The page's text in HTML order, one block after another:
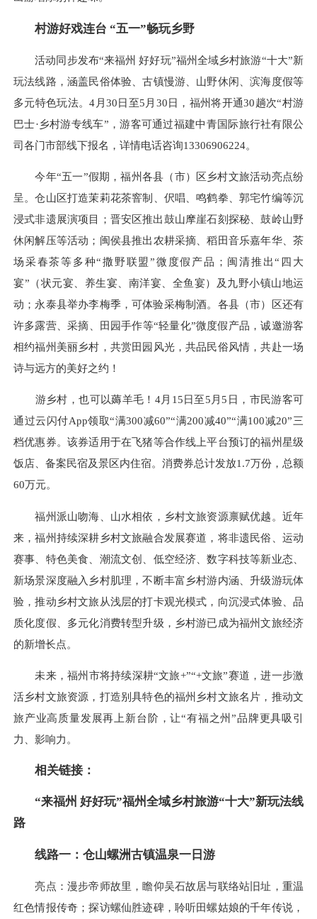
村游好戏连台 “五一”畅玩乡野
活动同步发布“来福州 好好玩”福州全域乡村旅游“十大”新
玩法线路，涵盖民俗体验、古镇慢游、山野休闲、滨海度假等
多元特色玩法。4月30日至5月30日，福州将开通30趟次“村游
巴士·乡村游专线车”，游客可通过福建中青国际旅行社有限公
司各门市部线下报名，详情电话咨询13306906224。
今年“五一”假期，福州各县（市）区乡村文旅活动亮点纷
呈。仓山区打造茉莉花茶窨制、伬唱、鸣鹤拳、郭宅竹编等沉
浸式非遗展演项目；晋安区推出鼓山摩崖石刻探秘、鼓岭山野
休闲解压等活动；闽侯县推出农耕采摘、稻田音乐嘉年华、茶
场采春茶等多种“撒野联盟”微度假产品；闽清推出“四大
宴”（状元宴、养生宴、南洋宴、全鱼宴）及九野小镇山地运
动；永泰县举办李梅季，可体验采梅制酒。各县（市）区还有
许多露营、采摘、田园手作等“轻量化”微度假产品，诚邀游客
相约福州美丽乡村，共赏田园风光，共品民俗风情，共赴一场
诗与远方的美好之约！
游乡村，也可以薅羊毛！4月15日至5月5日，市民游客可
通过云闪付App领取“满300减60”“满200减40”“满100减20”三
档优惠券。该券适用于在飞猪等合作线上平台预订的福州星级
饭店、备案民宿及景区内住宿。消费券总计发放1.7万份，总额
60万元。
福州派山吻海、山水相依，乡村文旅资源禀赋优越。近年
来，福州持续深耕乡村文旅融合发展赛道，将非遗民俗、运动
赛事、特色美食、潮流文创、低空经济、数字科技等新业态、
新场景深度融入乡村肌理，不断丰富乡村游内涵、升级游玩体
验，推动乡村文旅从浅层的打卡观光模式，向沉浸式体验、品
质化度假、多元化消费转型升级，乡村游已成为福州文旅经济
的新增长点。
未来，福州市将持续深耕“文旅+”“+文旅”赛道，进一步激
活乡村文旅资源，打造别具特色的福州乡村文旅名片，推动文
旅产业高质量发展再上新台阶，让“有福之州”品牌更具吸引
力、影响力。
相关链接：
“来福州 好好玩”福州全域乡村旅游“十大”新玩法线
路
线路一：仓山螺洲古镇温泉一日游
亮点：漫步帝师故里，瞻仰吴石故居与联络站旧址，重温
红色情报传奇；探访螺仙胜迹碑，聆听田螺姑娘的千年传说，